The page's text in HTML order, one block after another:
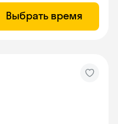
Выбрать время